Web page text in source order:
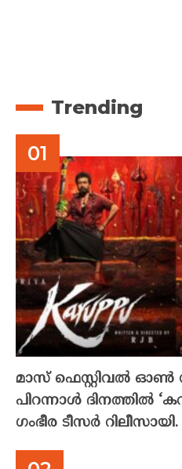
Trending
മാസ് ഫെസ്റ്റിവൽ ഓൺ
പിറന്നാൾ ദിനത്തിൽ
ഗംഭീര ടീസർ റിലീസായി.